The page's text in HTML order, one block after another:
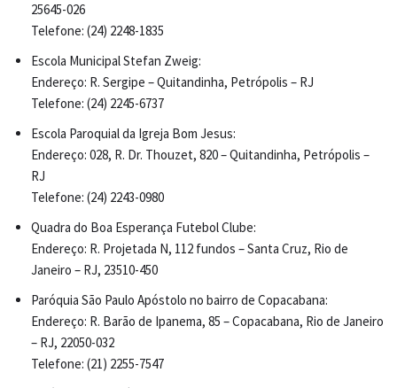
25645-026
Telefone: (24) 2248-1835
Escola Municipal Stefan Zweig:
Endereço: R. Sergipe – Quitandinha, Petrópolis – RJ
Telefone: (24) 2245-6737
Escola Paroquial da Igreja Bom Jesus:
Endereço: 028, R. Dr. Thouzet, 820 – Quitandinha, Petrópolis –
RJ
Telefone: (24) 2243-0980
Quadra do Boa Esperança Futebol Clube:
Endereço: R. Projetada N, 112 fundos – Santa Cruz, Rio de
Janeiro – RJ, 23510-450
Paróquia São Paulo Apóstolo no bairro de Copacabana:
Endereço: R. Barão de Ipanema, 85 – Copacabana, Rio de Janeiro
– RJ, 22050-032
Telefone: (21) 2255-7547